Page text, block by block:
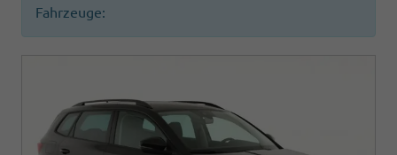
Fahrzeuge: